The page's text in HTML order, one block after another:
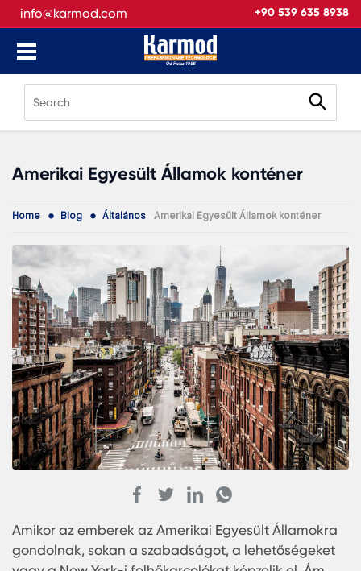
info@karmod.com +90 539 635 8938
Amerikai Egyesült Államok konténer
Home Blog Általános Amerikai Egyesült Államok konténer